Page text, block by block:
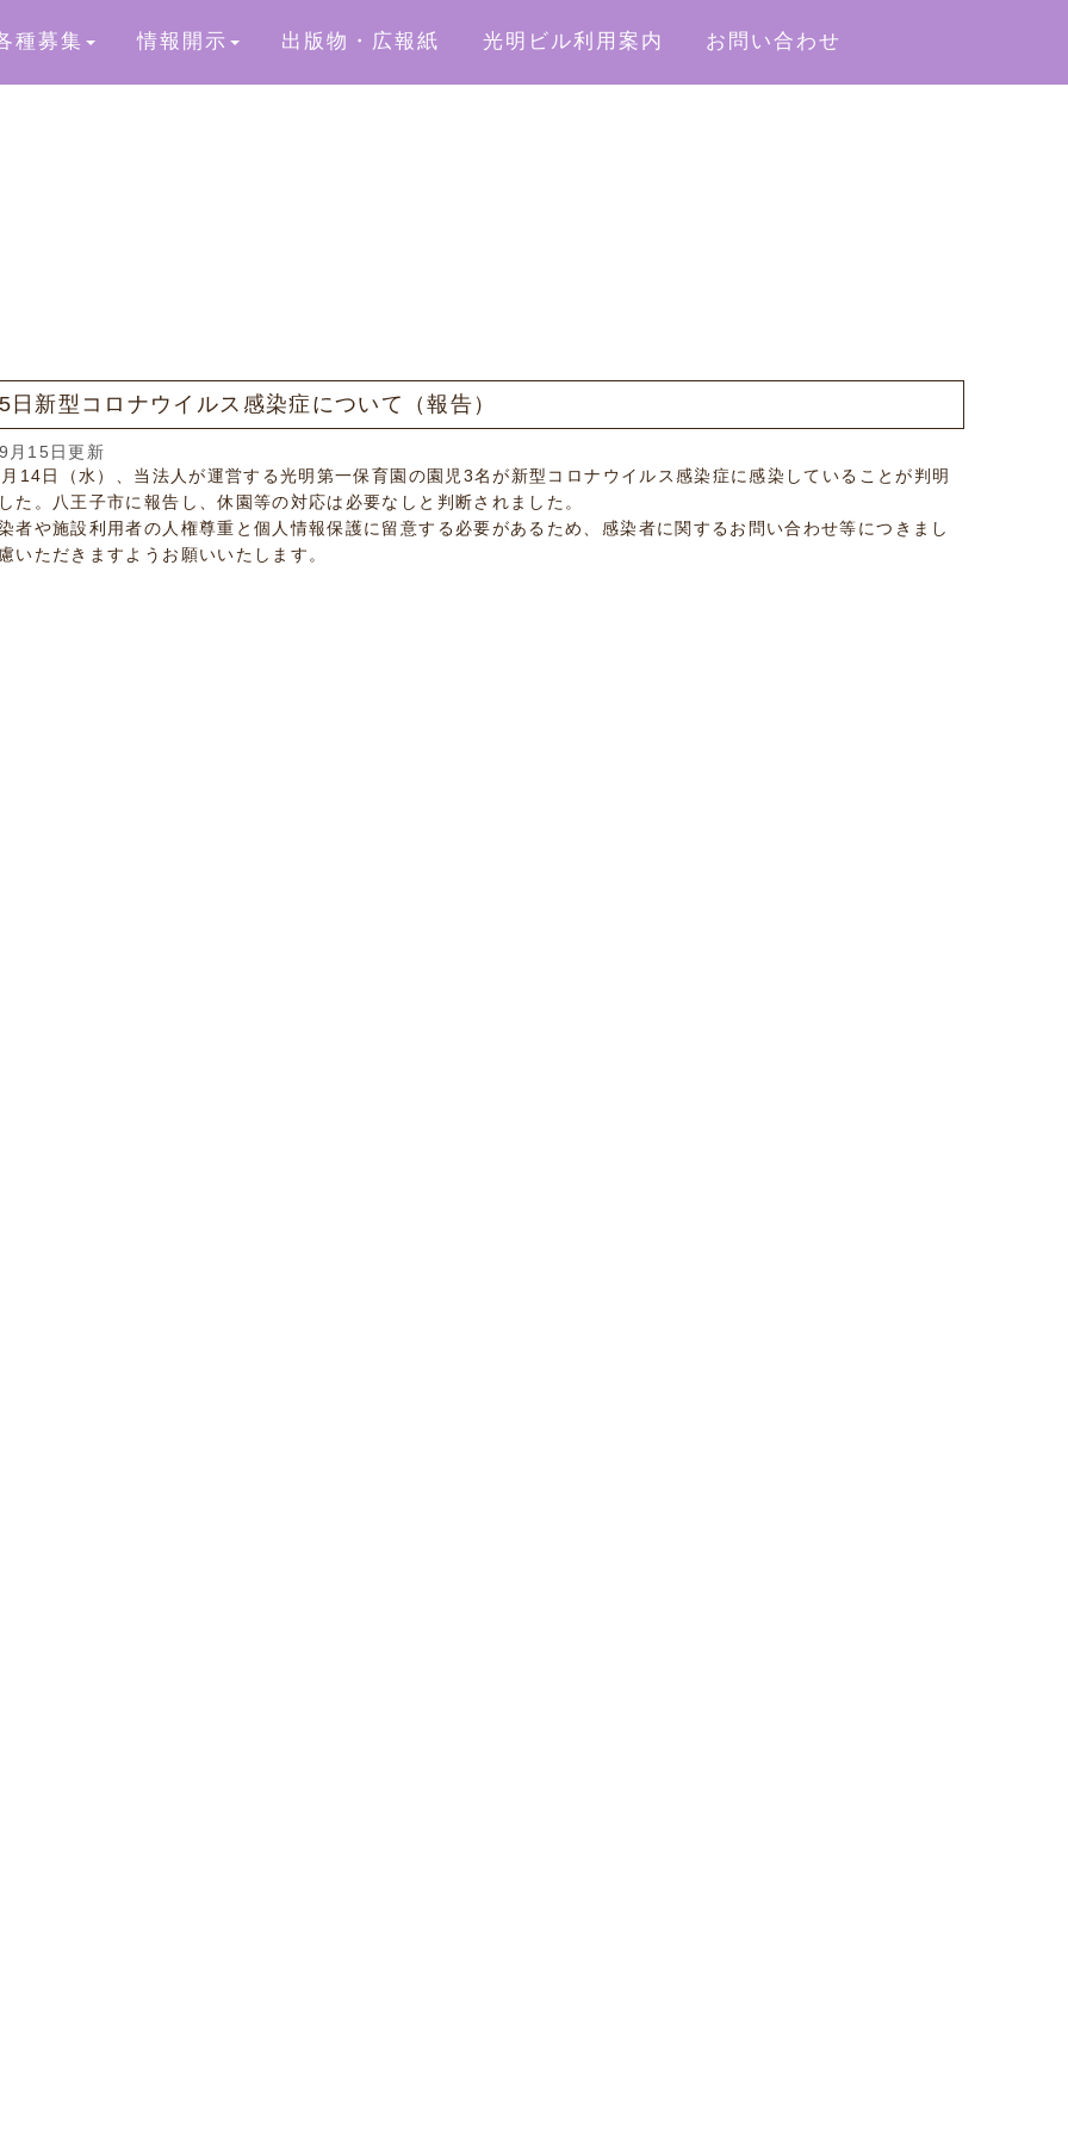
種募集 情報開示 出版物・広報紙 光明ビル利用案内 お問い合わせ
日新型コロナウイルス感染症について（報告）
月15日更新
14日（水）、当法人が運営する光明第一保育園の園児3名が新型コロナウイルス感染症に感染していることが判明
た。八王子市に報告し、休園等の対応は必要なしと判断されました。
者や施設利用者の人権尊重と個人情報保護に留意する必要があるため、感染者に関するお問い合わせ等につきまし
いただきますようお願いいたします。